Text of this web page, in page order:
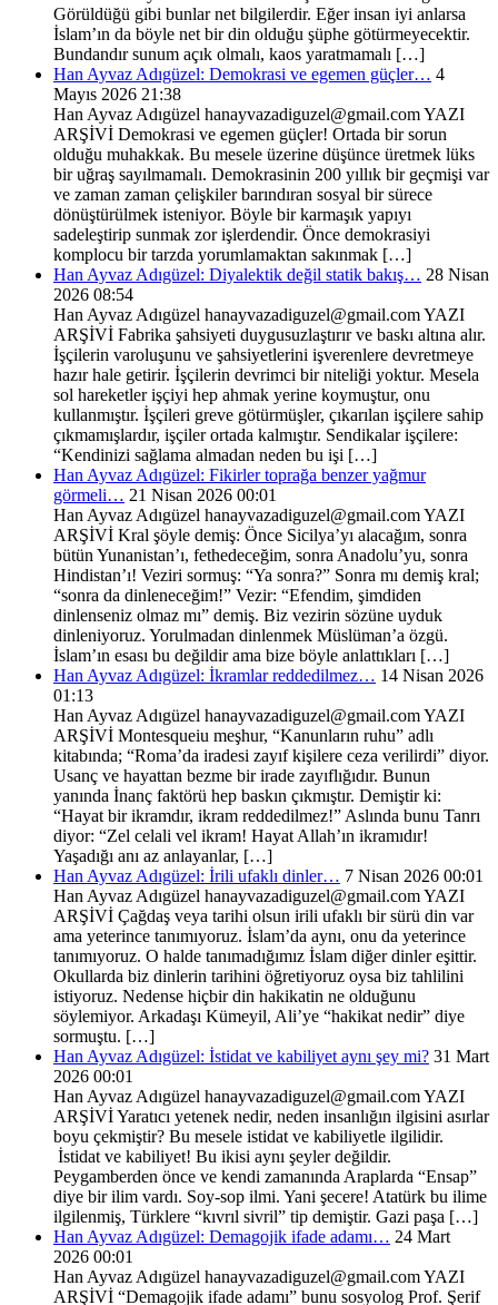
Görüldüğü gibi bunlar net bilgilerdir. Eğer insan iyi anlarsa
İslam’ın da böyle net bir din olduğu şüphe götürmeyecektir.
Bundandır sunum açık olmalı, kaos yaratmamalı […]
Han Ayvaz Adıgüzel: Demokrasi ve egemen güçler… 4
Mayıs 2026 21:38
Han Ayvaz Adıgüzel hanayvazadiguzel@gmail.com YAZI
ARŞİVİ Demokrasi ve egemen güçler! Ortada bir sorun
olduğu muhakkak. Bu mesele üzerine düşünce üretmek lüks
bir uğraş sayılmamalı. Demokrasinin 200 yıllık bir geçmişi var
ve zaman zaman çelişkiler barındıran sosyal bir sürece
dönüştürülmek isteniyor. Böyle bir karmaşık yapıyı
sadeleştirip sunmak zor işlerdendir. Önce demokrasiyi
komplocu bir tarzda yorumlamaktan sakınmak […]
Han Ayvaz Adıgüzel: Diyalektik değil statik bakış… 28 Nisan
2026 08:54
Han Ayvaz Adıgüzel hanayvazadiguzel@gmail.com YAZI
ARŞİVİ Fabrika şahsiyeti duygusuzlaştırır ve baskı altına alır.
İşçilerin varoluşunu ve şahsiyetlerini işverenlere devretmeye
hazır hale getirir. İşçilerin devrimci bir niteliği yoktur. Mesela
sol hareketler işçiyi hep ahmak yerine koymuştur, onu
kullanmıştır. İşçileri greve götürmüşler, çıkarılan işçilere sahip
çıkmamışlardır, işçiler ortada kalmıştır. Sendikalar işçilere:
“Kendinizi sağlama almadan neden bu işi […]
Han Ayvaz Adıgüzel: Fikirler toprağa benzer yağmur
görmeli… 21 Nisan 2026 00:01
Han Ayvaz Adıgüzel hanayvazadiguzel@gmail.com YAZI
ARŞİVİ Kral şöyle demiş: Önce Sicilya’yı alacağım, sonra
bütün Yunanistan’ı, fethedeceğim, sonra Anadolu’yu, sonra
Hindistan’ı! Veziri sormuş: “Ya sonra?” Sonra mı demiş kral;
“sonra da dinleneceğim!” Vezir: “Efendim, şimdiden
dinlenseniz olmaz mı” demiş. Biz vezirin sözüne uyduk
dinleniyoruz. Yorulmadan dinlenmek Müslüman’a özgü.
İslam’ın esası bu değildir ama bize böyle anlattıkları […]
Han Ayvaz Adıgüzel: İkramlar reddedilmez… 14 Nisan 2026
01:13
Han Ayvaz Adıgüzel hanayvazadiguzel@gmail.com YAZI
ARŞİVİ Montesqueiu meşhur, “Kanunların ruhu” adlı
kitabında; “Roma’da iradesi zayıf kişilere ceza verilirdi” diyor.
Usanç ve hayattan bezme bir irade zayıflığıdır. Bunun
yanında İnanç faktörü hep baskın çıkmıştır. Demiştir ki:
“Hayat bir ikramdır, ikram reddedilmez!” Aslında bunu Tanrı
diyor: “Zel celali vel ikram! Hayat Allah’ın ikramıdır!
Yaşadığı anı az anlayanlar, […]
Han Ayvaz Adıgüzel: İrili ufaklı dinler… 7 Nisan 2026 00:01
Han Ayvaz Adıgüzel hanayvazadiguzel@gmail.com YAZI
ARŞİVİ Çağdaş veya tarihi olsun irili ufaklı bir sürü din var
ama yeterince tanımıyoruz. İslam’da aynı, onu da yeterince
tanımıyoruz. O halde tanımadığımız İslam diğer dinler eşittir.
Okullarda biz dinlerin tarihini öğretiyoruz oysa biz tahlilini
istiyoruz. Nedense hiçbir din hakikatin ne olduğunu
söylemiyor. Arkadaşı Kümeyil, Ali’ye “hakikat nedir” diye
sormuştu. […]
Han Ayvaz Adıgüzel: İstidat ve kabiliyet aynı şey mi? 31 Mart
2026 00:01
Han Ayvaz Adıgüzel hanayvazadiguzel@gmail.com YAZI
ARŞİVİ Yaratıcı yetenek nedir, neden insanlığın ilgisini asırlar
boyu çekmiştir? Bu mesele istidat ve kabiliyetle ilgilidir.
İstidat ve kabiliyet! Bu ikisi aynı şeyler değildir.
Peygamberden önce ve kendi zamanında Araplarda “Ensap”
diye bir ilim vardı. Soy-sop ilmi. Yani şecere! Atatürk bu ilime
ilgilenmiş, Türklere “kıvrıl sivril” tip demiştir. Gazi paşa […]
Han Ayvaz Adıgüzel: Demagojik ifade adamı… 24 Mart
2026 00:01
Han Ayvaz Adıgüzel hanayvazadiguzel@gmail.com YAZI
ARŞİVİ “Demagojik ifade adamı” bunu sosyolog Prof. Şerif